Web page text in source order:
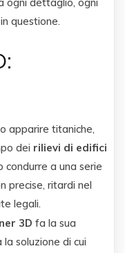
questione.
apparire titaniche,
dei rilievi di edifici
condurre a una serie
precise, ritardi nel
legali.
3D fa la sua
soluzione di cui